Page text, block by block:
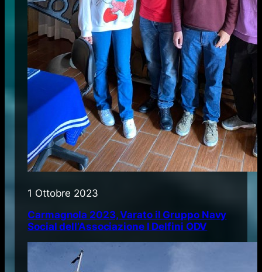
1 Ottobre 2023
Carmagnola 2023, Varato il Gruppo Navy
Social dell’Associazione I Delfini ODV